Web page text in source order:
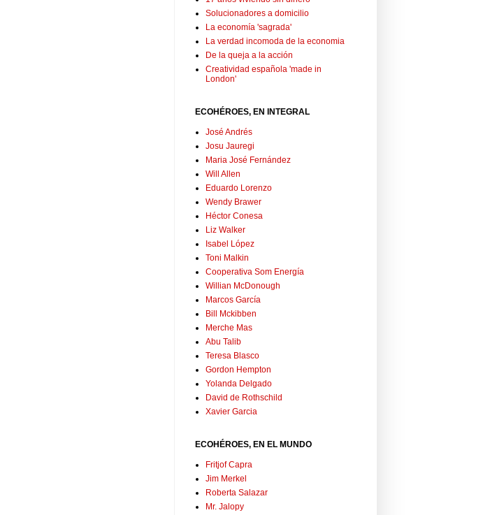
Solucionadores a domicilio
La economía 'sagrada'
La verdad incomoda de la economia
De la queja a la acción
Creatividad española 'made in
London'
ECOHÉROES, EN INTEGRAL
José Andrés
Josu Jauregi
Maria José Fernández
Will Allen
Eduardo Lorenzo
Wendy Brawer
Héctor Conesa
Liz Walker
Isabel López
Toni Malkin
Cooperativa Som Energía
Willian McDonough
Marcos García
Bill Mckibben
Merche Mas
Abu Talib
Teresa Blasco
Gordon Hempton
Yolanda Delgado
David de Rothschild
Xavier Garcia
ECOHÉROES, EN EL MUNDO
Fritjof Capra
Jim Merkel
Roberta Salazar
Mr. Jalopy